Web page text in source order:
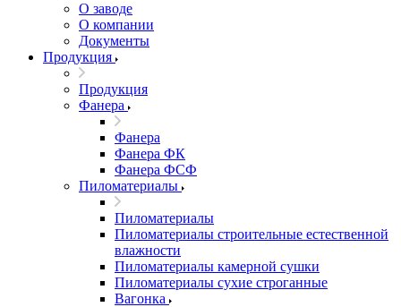
О заводе
О компании
Документы
Продукция
Продукция
Фанера
Фанера
Фанера ФК
Фанера ФСФ
Пиломатериалы
Пиломатериалы
Пиломатериалы строительные естественной
влажности
Пиломатериалы камерной сушки
Пиломатериалы сухие строганные
Вагонка